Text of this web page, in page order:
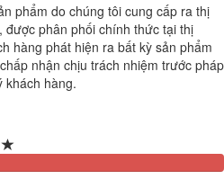
phẩm do chúng tôi cung cấp ra thị
phân phối chính thức tại thị
hàng phát hiện ra bất kỳ sản phẩm
nhận chịu trách nhiệm trước pháp
khách hàng.